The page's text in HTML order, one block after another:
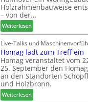
t
a
g
u
n
d
-
e
r
b
i
n
d
e
e
m
a
d
e
r
I
n
t
e
r
Holzrahmenbauweise
– von der…
Weiterlesen:
L
i
g
n
a
z
e
i
Live-Talks und
Homag lädt zum Treff ein
Homag veranstaltet vom
25. September den
an den Standorten
und Holzbronn.
Weiterlesen: